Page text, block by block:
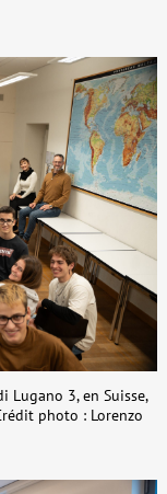
Lugano 3, en Suisse,
photo : Lorenzo